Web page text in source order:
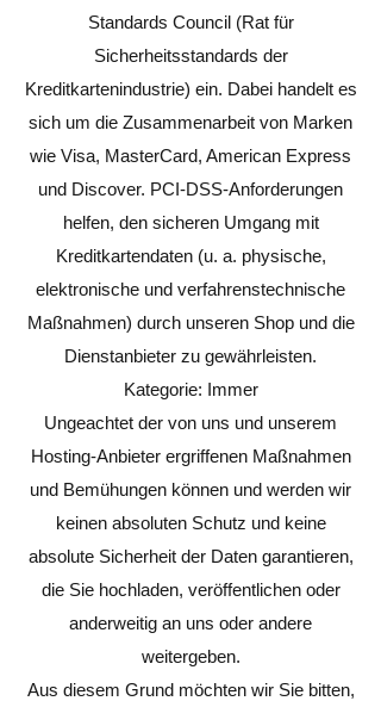
Standards Council (Rat für
Sicherheitsstandards der
Kreditkartenindustrie) ein. Dabei handelt es
sich um die Zusammenarbeit von Marken
wie Visa, MasterCard, American Express
und Discover. PCI-DSS-Anforderungen
helfen, den sicheren Umgang mit
Kreditkartendaten (u. a. physische,
elektronische und verfahrenstechnische
Maßnahmen) durch unseren Shop und die
Dienstanbieter zu gewährleisten.
Kategorie: Immer
Ungeachtet der von uns und unserem
Hosting-Anbieter ergriffenen Maßnahmen
und Bemühungen können und werden wir
keinen absoluten Schutz und keine
absolute Sicherheit der Daten garantieren,
die Sie hochladen, veröffentlichen oder
anderweitig an uns oder andere
weitergeben.
Aus diesem Grund möchten wir Sie bitten,